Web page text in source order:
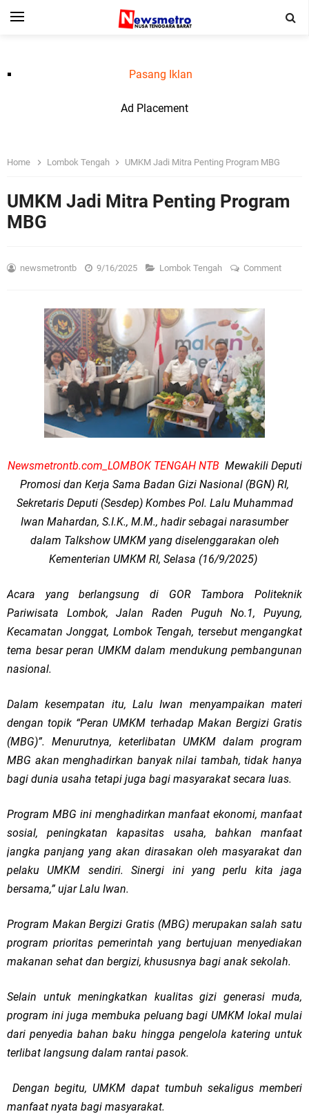
Pasang Iklan
Ad Placement
Home Lombok Tengah UMKM Jadi Mitra Penting Program MBG
UMKM Jadi Mitra Penting Program
MBG
newsmetrontb 9/16/2025 Lombok Tengah Comment
Newsmetrontb.com_LOMBOK TENGAH NTB Mewakili Deputi
Promosi dan Kerja Sama Badan Gizi Nasional (BGN) RI,
Sekretaris Deputi (Sesdep) Kombes Pol. Lalu Muhammad
Iwan Mahardan, S.I.K., M.M., hadir sebagai narasumber
dalam Talkshow UMKM yang diselenggarakan oleh
Kementerian UMKM RI, Selasa (16/9/2025)
Acara yang berlangsung di GOR Tambora Politeknik
Pariwisata Lombok, Jalan Raden Puguh No.1, Puyung,
Kecamatan Jonggat, Lombok Tengah, tersebut mengangkat
tema besar peran UMKM dalam mendukung pembangunan
nasional.
Dalam kesempatan itu, Lalu Iwan menyampaikan materi
dengan topik “Peran UMKM terhadap Makan Bergizi Gratis
(MBG)”. Menurutnya, keterlibatan UMKM dalam program
MBG akan menghadirkan banyak nilai tambah, tidak hanya
bagi dunia usaha tetapi juga bagi masyarakat secara luas.
Program MBG ini menghadirkan manfaat ekonomi, manfaat
sosial, peningkatan kapasitas usaha, bahkan manfaat
jangka panjang yang akan dirasakan oleh masyarakat dan
pelaku UMKM sendiri. Sinergi ini yang perlu kita jaga
bersama,” ujar Lalu Iwan.
Program Makan Bergizi Gratis (MBG) merupakan salah satu
program prioritas pemerintah yang bertujuan menyediakan
makanan sehat dan bergizi, khususnya bagi anak sekolah.
Selain untuk meningkatkan kualitas gizi generasi muda,
program ini juga membuka peluang bagi UMKM lokal mulai
dari penyedia bahan baku hingga pengelola katering untuk
terlibat langsung dalam rantai pasok.
Dengan begitu, UMKM dapat tumbuh sekaligus memberi
manfaat nyata bagi masyarakat.